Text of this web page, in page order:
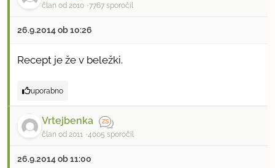
član od 2010 7767 sporočil
26.9.2014 ob 10:26
Recept je že v beležki.
uporabno
Vrtejbenka
član od 2011 4005 sporočil
26.9.2014 ob 11:00